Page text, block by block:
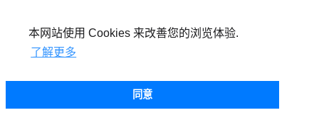
本网站使用 Cookies 来改善您的浏览体验.
了解更多
同意